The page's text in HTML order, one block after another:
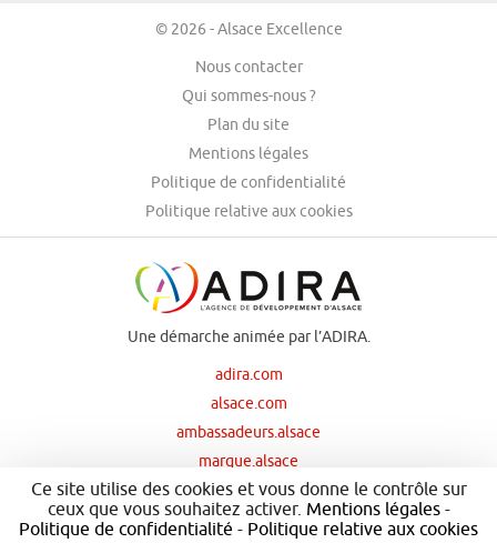
© 2026 - Alsace Excellence
Nous contacter
Qui sommes-nous ?
Plan du site
Mentions légales
Politique de confidentialité
Politique relative aux cookies
Une démarche animée par l’ADIRA.
adira.com
alsace.com
ambassadeurs.alsace
marque.alsace
Ce site utilise des cookies et vous donne le contrôle sur
ceux que vous souhaitez activer. Mentions légales-
Politique de confidentialité - Politique relative aux cookies